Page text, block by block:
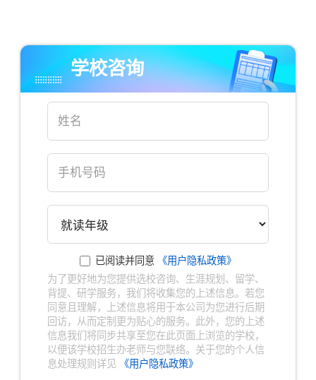
学校咨询
已阅读并同意
《用户隐私政策》
为了更好地为您提供选校咨询、生涯规划、留学、
背提、研学服务，我们将收集您的上述信息。若您
同意且理解，上述信息将用于本公司为您进行后期
回访，从而定制更为贴心的服务。此外，您的上述
信息我们将同步共享至您在此页面上浏览的学校，
以便该学校招生办老师与您联络。关于您的个人信
息处理规则详见
《用户隐私政策》